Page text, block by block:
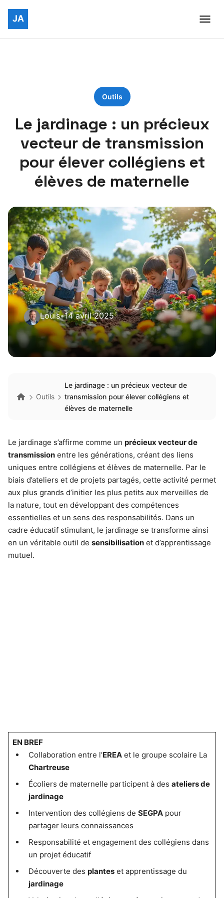
Outils
Le jardinage : un précieux
vecteur de transmission
pour élever collégiens et
élèves de maternelle
Louis•14 avril 2025
Outils
Le jardinage : un précieux vecteur de
transmission pour élever collégiens et
élèves de maternelle
Le jardinage s’affirme comme un précieux vecteur de
transmission entre les générations, créant des liens
uniques entre collégiens et élèves de maternelle. Par le
biais d’ateliers et de projets partagés, cette activité permet
aux plus grands d’initier les plus petits aux merveilles de
la nature, tout en développant des compétences
essentielles et un sens des responsabilités. Dans un
cadre éducatif stimulant, le jardinage se transforme ainsi
en un véritable outil de sensibilisation et d’apprentissage
mutuel.
EN BREF
Collaboration entre l’EREAet le groupe scolaire La
Chartreuse
Écoliers de maternelle participent à des ateliers de
jardinage
Intervention des collégiens de SEGPApour
partager leurs connaissances
Responsabilité et engagement des collégiens dans
un projet éducatif
Découverte des planteset apprentissage du
jardinage